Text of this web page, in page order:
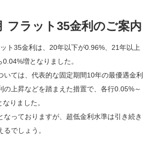
フラット35金利のご案内
ト35金利は、20年以下が0.96%、21年以上
増となりました。
いては、代表的な固定期間10年の最優遇金利
の上昇などを踏まえた措置で、各行0.05%～
りました。
なっておりますが、超低金利水準は引き続き
でしょう。